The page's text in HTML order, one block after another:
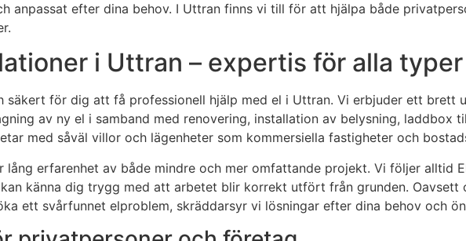
anpassat efter dina behov. I Uttran finns vi till för att hjälpa både
i Uttran – expertis för alla
för dig att få professionell hjälp med el i Uttran. Vi erbjuder ett brett
av ny el i samband med renovering, installation av belysning, laddbox
med såväl villor och lägenheter som kommersiella fastigheter och
lång erfarenhet av både mindre och mer omfattande projekt. Vi följer alltid
känna dig trygg med att arbetet blir korrekt utfört från grunden.
ett svårfunnet elproblem, skräddarsyr vi lösningar efter dina behov och